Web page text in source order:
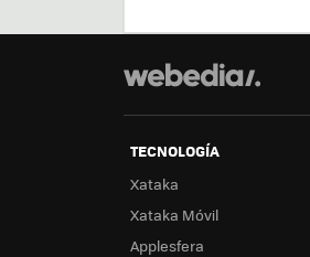
TECNOLOGÍA
Xataka
Xataka Móvil
Applesfera